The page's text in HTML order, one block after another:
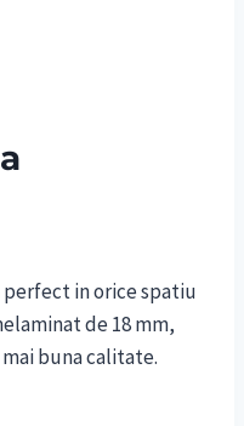
perfect in orice spatiu
de 18 mm,
buna calitate.